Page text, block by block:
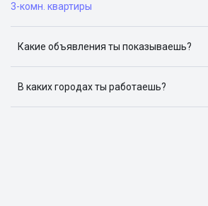
3-комн. квартиры
Какие объявления ты показываешь?
объявлений: ЦИАН, Домклик,
Авито, Самолет.Плюс.
В каких городах ты работаешь?